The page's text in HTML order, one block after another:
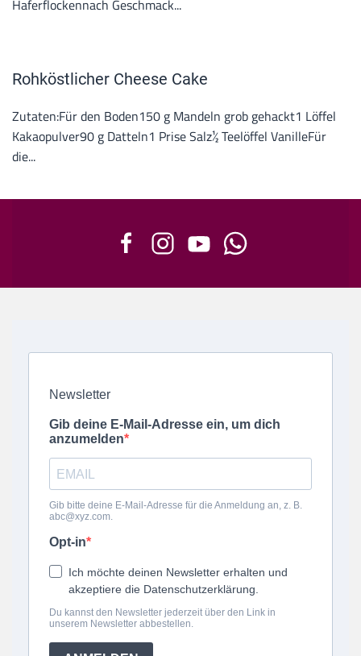
Haferflockennach Geschmack...
Rohköstlicher Cheese Cake
Zutaten:Für den Boden150 g Mandeln grob gehackt1 Löffel
Kakaopulver90 g Datteln1 Prise Salz½ Teelöffel VanilleFür
die...